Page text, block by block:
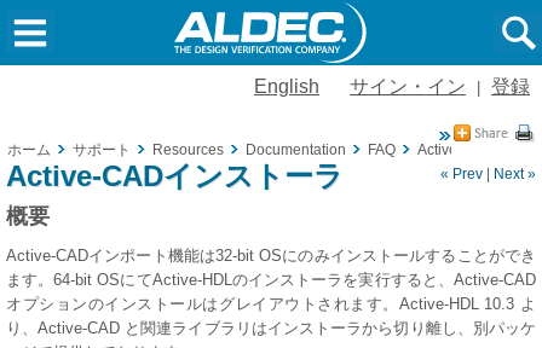
English サイン・イン 登録
ホーム サポート Resources Documentation FAQ
Active-CADインス
« Prev
Next »
Active-CADインストーラ
概要
Active-CADインポート機能は32-bit OSにのみインストールすることができ
ます。64-bit OSにてActive-HDLのインストーラを実行すると、Active-CAD
オプションのインストールはグレイアウトされます。Active-HDL 10.3 よ
り、Active-CAD と関連ライブラリはインストーラから切り離し、別パッケ